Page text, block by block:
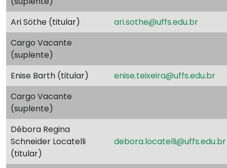
Ari Söthe (titular)
ari.sothe@uffs.edu.br
Cargo Vacante
(suplente)
Enise Barth (titular)
enise.teixeira@uffs.edu.br
Cargo Vacante
(suplente)
Débora Regina
Schneider Locatelli
(titular)
debora.locatelli@uffs.edu.br